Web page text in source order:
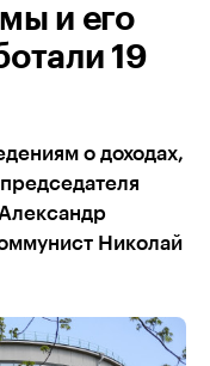
и его
19
о доходах,
Николай